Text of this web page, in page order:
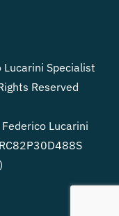
Specialist
Reserved
Lucarini